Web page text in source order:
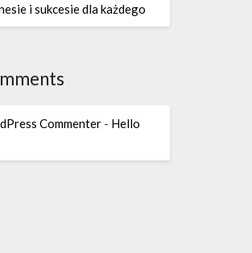
i sukcesie dla każdego
Commenter- Hello